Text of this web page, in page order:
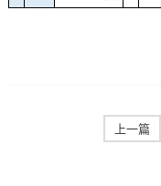
上一篇